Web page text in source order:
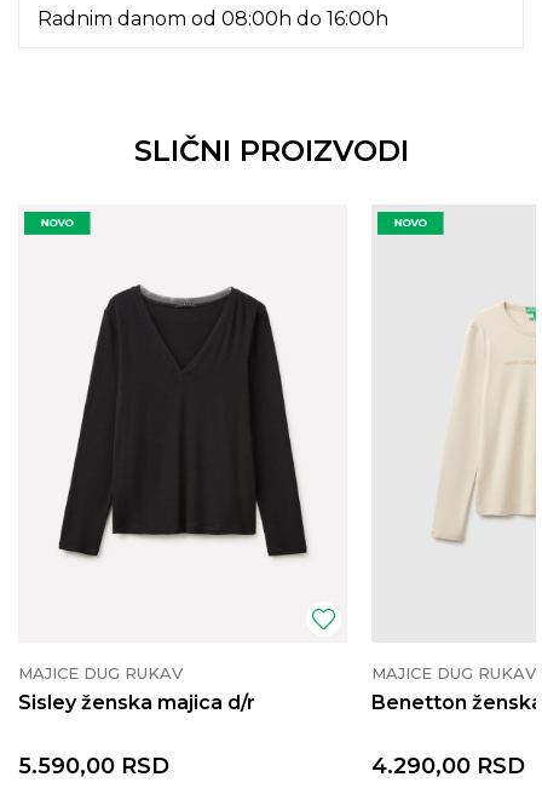
Radnim danom od 08:00h do 16:00h
SLIČNI PROIZVODI
MAJICE DUG RUKAV
Sisley ženska majica d/r
5.590,00 RSD
MAJICE DUG RUKAV
Benetton
4.290,00 RSD